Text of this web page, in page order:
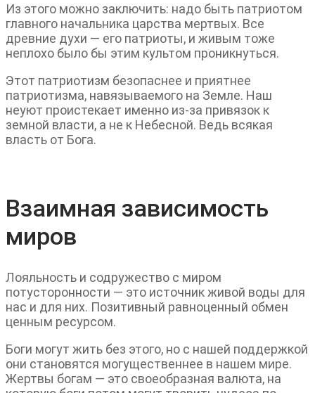
Из этого можно заключить: надо быть патриотом
главного начальника царства мертвых. Все
древние духи — его патриоты, и живым тоже
неплохо было бы этим культом проникнуться.
Этот патриотизм безопаснее и приятнее
патриотизма, навязываемого на Земле. Наш
неуют проистекает именно из-за привязок к
земной власти, а не к Небесной. Ведь всякая
власть от Бога.
Взаимная зависимость
миров
Лояльность и содружество с миром
потусторонности — это источник живой воды для
нас и для них. Позитивный равноценный обмен
ценным ресурсом.
Боги могут жить без этого, но с нашей поддержкой
они становятся могущественнее в нашем мире.
Жертвы богам — это своеобразная валюта, на